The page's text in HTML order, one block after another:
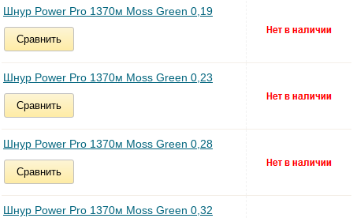
Шнур Power Pro 1370м Moss Green 0,19
Сравнить
Шнур Power Pro 1370м Moss Green 0,23
Сравнить
Шнур Power Pro 1370м Moss Green 0,28
Сравнить
Шнур Power Pro 1370м Moss Green 0,32